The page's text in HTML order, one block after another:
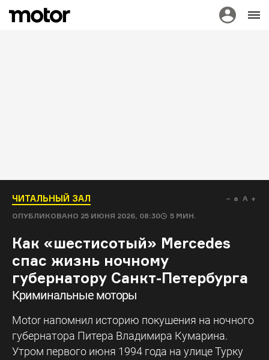
ЧИТАЛЬНЫЙ ЗАЛ
ОПУБЛИКОВАНО 25 ИЮНЯ 2026, 08:30 5 МИН.
a A
Как «шестисотый» Mercedes
спас жизнь ночному
губернатору Санкт-Петербурга
Криминальные моторы
Motor напомнил историю покушения на ночного
губернатора Питера Владимира Кумарина.
Утром первого июня 1994 года на улице Турку